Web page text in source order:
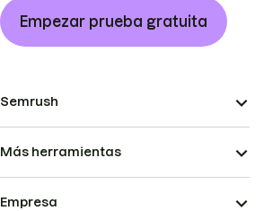
Empezar prueba gratuita
Semrush
Más herramientas
Empresa